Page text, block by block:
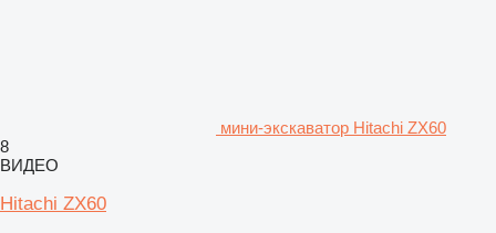
мини-экскаватор Hitachi ZX60
8
ВИДЕО
Hitachi ZX60